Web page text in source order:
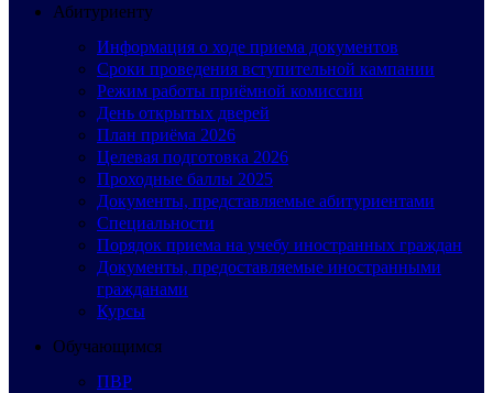
Абитуриенту
Информация о ходе приема документов
Сроки проведения вступительной кампании
Режим работы приёмной комиссии
День открытых дверей
План приёма 2026
Целевая подготовка 2026
Проходные баллы 2025
Документы, представляемые абитуриентами
Специальности
Порядок приема на учебу иностранных граждан
Документы, предоставляемые иностранными
гражданами
Курсы
Обучающимся
ПВР